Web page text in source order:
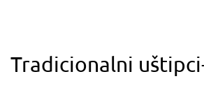
Tradicionalni